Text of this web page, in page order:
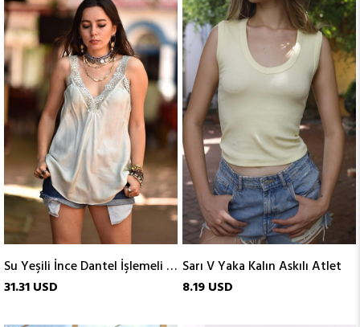
Su Yeşili İnce Dantel İşlemeli Atlet
31.31 USD
Sarı V Yaka Kalın Askılı Atlet
8.19 USD